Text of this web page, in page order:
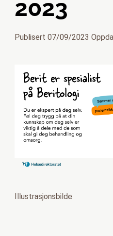
2023
Publisert 07/09/2023
Illustrasjonsbilde